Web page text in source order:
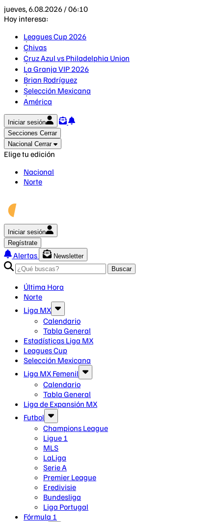
jueves, 6.08.2026 / 06:10
Hoy interesa:
Leagues Cup 2026
Chivas
Cruz Azul vs Philadelphia Union
La Granja VIP 2026
Brian Rodríguez
Selección Mexicana
América
Iniciar sesión
Secciones Cerrar
Nacional Cerrar
Elige tu edición
Nacional
Norte
Iniciar sesión
Regístrate
Alertas
Newsletter
Buscar
Última Hora
Norte
Liga MX
Calendario
Tabla General
Estadísticas Liga MX
Leagues Cup
Selección Mexicana
Liga MX Femenil
Calendario
Tabla General
Liga de Expansión MX
Futbol
Champions League
Ligue 1
MLS
LaLiga
Serie A
Premier League
Eredivisie
Bundesliga
Liga Portugal
Fórmula 1